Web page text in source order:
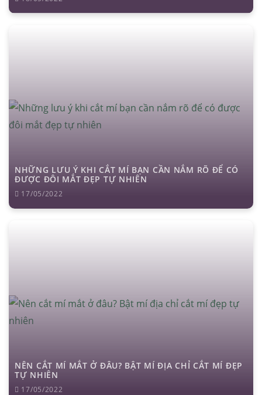
NHỮNG LƯU Ý KHI CẮT MÍ BẠN CẦN NẮM RÕ ĐỂ CÓ
ĐƯỢC ĐÔI MẮT ĐẸP TỰ NHIÊN
17/05/2022
NÊN CẮT MÍ MẮT Ở ĐÂU? BẬT MÍ ĐỊA CHỈ CẮT MÍ ĐẸP
TỰ NHIÊN
17/05/2022